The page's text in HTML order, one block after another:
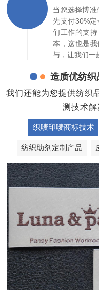
当您选择博
先支付30%
们工作的支
本，这也是
与，让我们一
造质优纺织
我们还能为您提供纺织
测技术
织唛印唛商标技术
纺织助剂定制产品